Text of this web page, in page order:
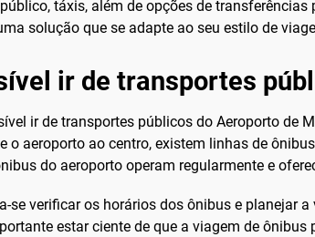
táxis, além de opções de
solução que se adapte ao seu estilo de
ir de transportes
ir de transportes públicos do Aeroporto de
o aeroporto ao centro, existem linhas de
do aeroporto operam regularmente e
se verificar os horários dos ônibus e planejar
estar ciente de que a viagem de